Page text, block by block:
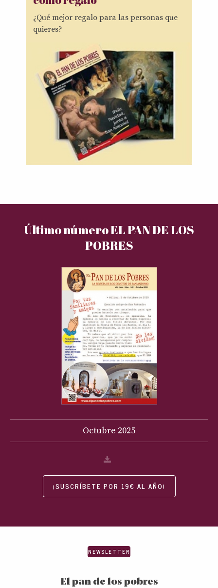
¿Qué mejor regalo para las personas que
quieres?
Último número EL PAN DE LOS
POBRES
Octubre 2025
¡SUSCRÍBETE POR 19€ AL AÑO!
El pan de los pobres
NEWSLETTER